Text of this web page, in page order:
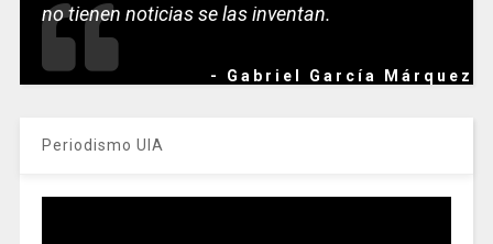
no tienen noticias se las inventan.
- Gabriel García Márquez
Periodismo UIA